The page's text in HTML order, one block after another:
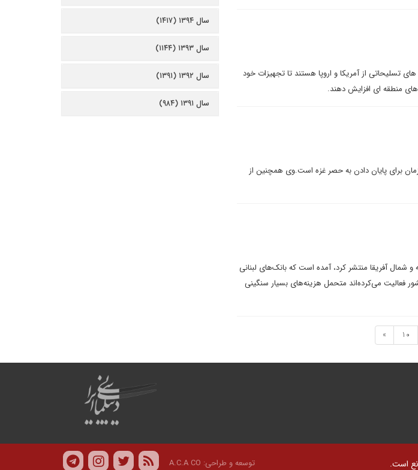
از آمریکا و اروپا هستند تا تجهیزات خود
های منطقه ای افزایش دهند.
برای پایان دادن به حصر غزه است.وی همچنین از
شمال آفریقا منتشر کرد، آمده است که بانک‌های لبنانی
فعالیت می‌کرده‌اند متحمل هزینه‌های بسیار سنگینی
10
»
سال ۱۳۹۴ (۱۴۱۷)
سال ۱۳۹۳ (۱۱۴۴)
سال ۱۳۹۲ (۱۳۹۱)
سال ۱۳۹۱ (۹۸۴)
است. توسعه و طراحی: A.C.A CO